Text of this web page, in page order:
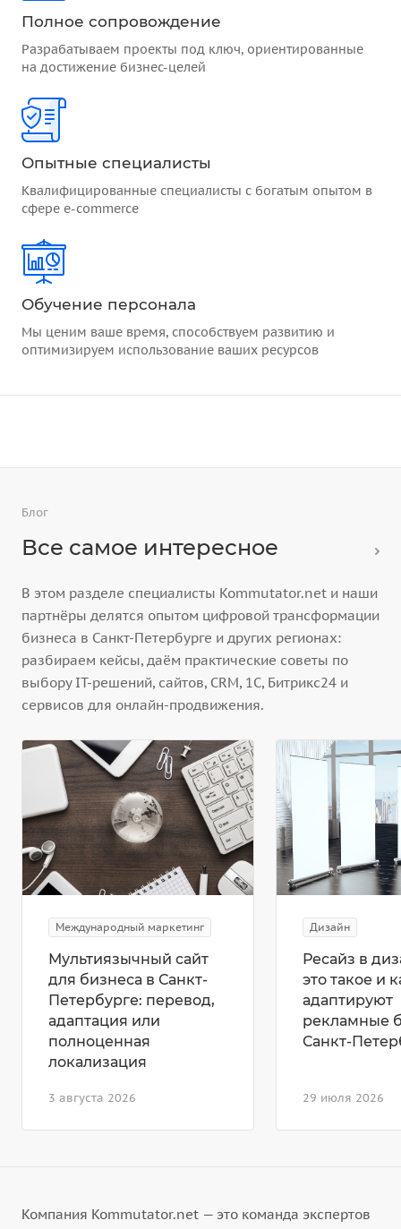
Полное сопровождение
Разрабатываем проекты под ключ, ориентированные
на достижение бизнес-целей
Опытные специалисты
Квалифицированные специалисты с богатым опытом в
сфере e-commerce
Обучение персонала
Мы ценим ваше время, способствуем развитию и
оптимизируем использование ваших ресурсов
Блог
Все самое интересное
В этом разделе специалисты Kommutator.net и наши
партнёры делятся опытом цифровой трансформации
бизнеса в Санкт-Петербурге и других регионах:
разбираем кейсы, даём практические советы по
выбору IT-решений, сайтов, CRM, 1С, Битрикс24 и
сервисов для онлайн-продвижения.
Международный маркетинг
3 августа 2026
Мультиязычный сайт
для бизнеса в Санкт-
Петербурге: перевод,
адаптация или
полноценная
локализация
Дизайн
29 июля 2026
Ресайз в
это такое и
адаптируют
рекламные
Санкт-
Компания Kommutator.net — это команда экспертов